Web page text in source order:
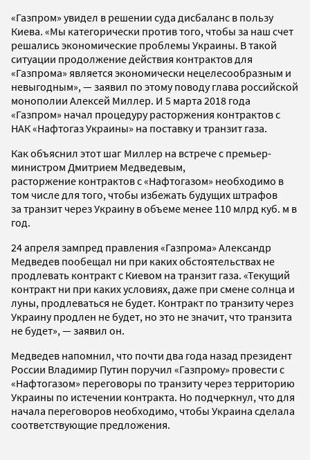
«Газпром» увидел в решении суда дисбаланс в пользу
Киева. «Мы категорически против того, чтобы за наш счет
решались экономические проблемы Украины. В такой
ситуации продолжение действия контрактов для
«Газпрома» является экономически нецелесообразным и
невыгодным», — заявил по этому поводу глава российской
монополии Алексей Миллер. И 5 марта 2018 года
«Газпром» начал процедуру расторжения контрактов с
НАК «Нафтогаз Украины» на поставку и транзит газа.
Как объяснил этот шаг Миллер на встрече с премьер-
министром Дмитрием Медведевым,
расторжение контрактов с «Нафтогазом» необходимо в
том числе для того, чтобы избежать будущих штрафов
за транзит через Украину в объеме менее 110 млрд куб. м в
год.
24 апреля зампред правления «Газпрома» Александр
Медведев пообещал ни при каких обстоятельствах не
продлевать контракт с Киевом на транзит газа. «Текущий
контракт ни при каких условиях, даже при смене солнца и
луны, продлеваться не будет. Контракт по транзиту через
Украину продлен не будет, но это не значит, что транзита
не будет», — заявил он.
Медведев напомнил, что почти два года назад президент
России Владимир Путин поручил «Газпрому» провести с
«Нафтогазом» переговоры по транзиту через территорию
Украины по истечении контракта. Но подчеркнул, что для
начала переговоров необходимо, чтобы Украина сделала
соответствующие предложения.